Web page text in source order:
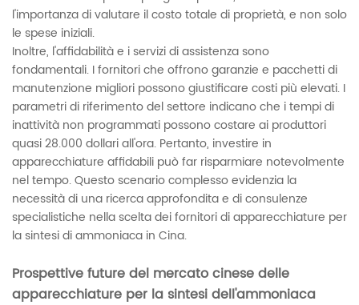
l'importanza di valutare il costo totale di proprietà, e non solo
le spese iniziali.
Inoltre, l'affidabilità e i servizi di assistenza sono
fondamentali. I fornitori che offrono garanzie e pacchetti di
manutenzione migliori possono giustificare costi più elevati. I
parametri di riferimento del settore indicano che i tempi di
inattività non programmati possono costare ai produttori
quasi 28.000 dollari all'ora. Pertanto, investire in
apparecchiature affidabili può far risparmiare notevolmente
nel tempo. Questo scenario complesso evidenzia la
necessità di una ricerca approfondita e di consulenze
specialistiche nella scelta dei fornitori di apparecchiature per
la sintesi di ammoniaca in Cina.
Prospettive future del mercato cinese delle
apparecchiature per la sintesi dell'ammoniaca